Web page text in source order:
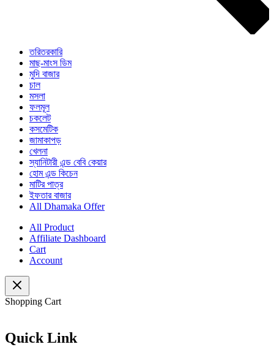
তরিতরকারি
মাছ-মাংস ডিম
মুদি বাজার
চাল
মসলা
ফলমূল
চকলেট
কসমেটিক
জামাকাপড়
খেলনা
স্যানিটারী এন্ড বেবি কেয়ার
হোম এন্ড কিচেন
মাটির পাত্র
ইফতার বাজার
All Dhamaka Offer
All Product
Affiliate Dashboard
Cart
Account
Shopping Cart
Quick Link